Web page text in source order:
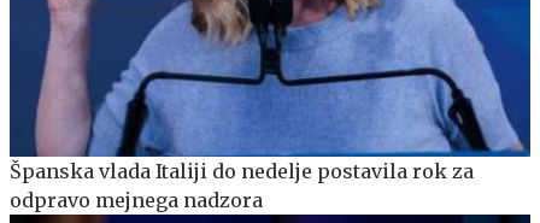
Španska vlada Italiji do nedelje postavila rok za
odpravo mejnega nadzora